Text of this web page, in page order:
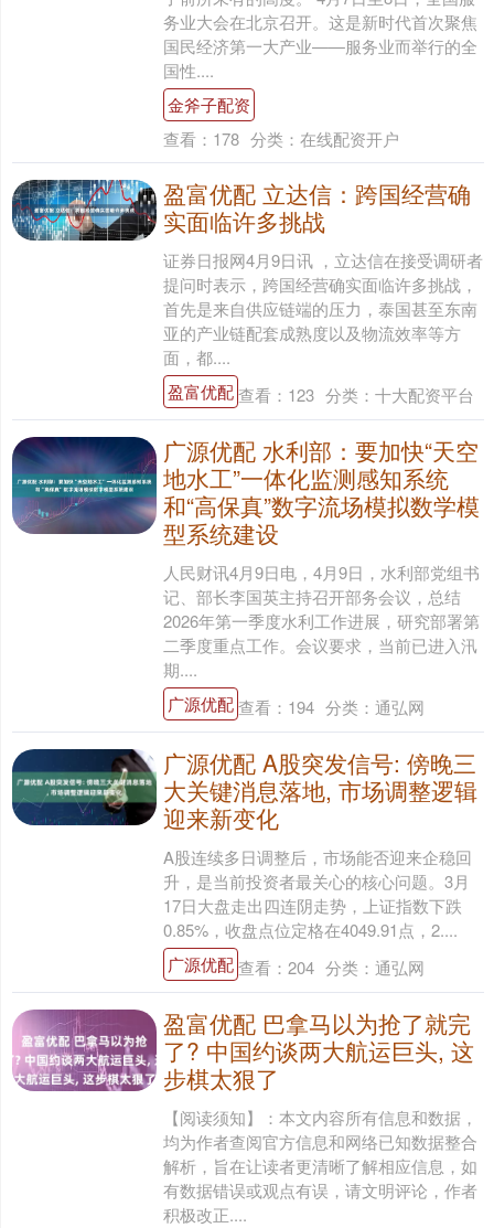
务业大会在北京召开。这是新时代首次聚焦
国民经济第一大产业——服务业而举行的全
国性....
金斧子配资
查看： 178 分类： 在线配资开户
盈富优配 立达信：跨国经营确
实面临许多挑战
证券日报网4月9日讯 ，立达信在接受调研者
提问时表示，跨国经营确实面临许多挑战，
首先是来自供应链端的压力，泰国甚至东南
亚的产业链配套成熟度以及物流效率等方
面，都....
盈富优配查看： 123 分类： 十大配资平台
广源优配 水利部：要加快“天空
地水工”一体化监测感知系统
和“高保真”数字流场模拟数学模
型系统建设
人民财讯4月9日电，4月9日，水利部党组书
记、部长李国英主持召开部务会议，总结
2026年第一季度水利工作进展，研究部署第
二季度重点工作。会议要求，当前已进入汛
期....
广源优配查看： 194 分类： 通弘网
广源优配 A股突发信号: 傍晚三
大关键消息落地, 市场调整逻辑
迎来新变化
A股连续多日调整后，市场能否迎来企稳回
升，是当前投资者最关心的核心问题。3月
17日大盘走出四连阴走势，上证指数下跌
0.85%，收盘点位定格在4049.91点，2....
广源优配查看： 204 分类： 通弘网
盈富优配 巴拿马以为抢了就完
了? 中国约谈两大航运巨头, 这
步棋太狠了
【阅读须知】：本文内容所有信息和数据，
均为作者查阅官方信息和网络已知数据整合
解析，旨在让读者更清晰了解相应信息，如
有数据错误或观点有误，请文明评论，作者
积极改正....